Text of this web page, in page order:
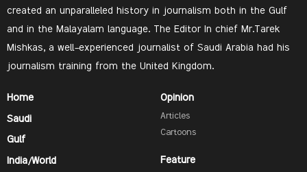
created an unparalleled history in journalism both in the Gulf
and in the Malayalam language. The Editor In chief Mr.Tarek
Mishkas, a well-experienced journalist of Saudi Arabia had his
journalism training from the United Kingdom.
Home
Saudi
Gulf
India/World
Opinion
Articles
Cartoons
Feature